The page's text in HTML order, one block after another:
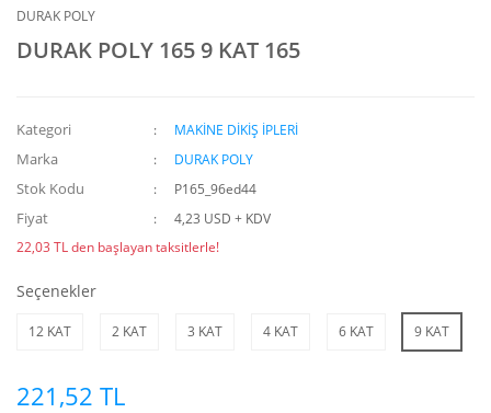
DURAK POLY
DURAK POLY 165 9 KAT 165
Kategori MAKİNE DİKİŞ İPLERİ
Marka DURAK POLY
Stok Kodu P165_96ed44
Fiyat
4,23 USD + KDV
22,03 TL den başlayan taksitlerle!
Seçenekler
12 KAT 2 KAT 3 KAT 4 KAT 6 KAT 9 KAT
221,52 TL